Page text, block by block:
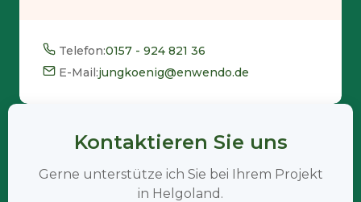
Telefon:0157 - 924 821 36
E-Mail:jungkoenig@enwendo.de
Kontaktieren Sie uns
Gerne unterstütze ich Sie bei Ihrem Projekt
in Helgoland.